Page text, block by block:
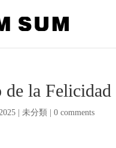
la Felicidad
|未分類 |0 comments